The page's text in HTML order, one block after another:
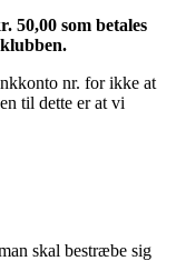
50,00 som betales
nr. for ikke at
til dette er at vi
skal bestræbe sig